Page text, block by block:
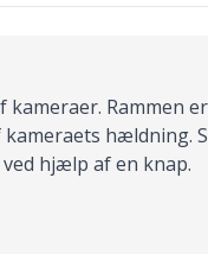
Rammen
hældning.
hjælp af en knap.